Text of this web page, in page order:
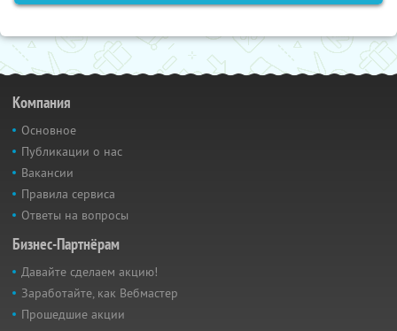
Компания
Основное
Публикации о нас
Вакансии
Правила сервиса
Ответы на вопросы
Бизнес-Партнёрам
Давайте сделаем акцию!
Заработайте, как Вебмастер
Прошедшие акции